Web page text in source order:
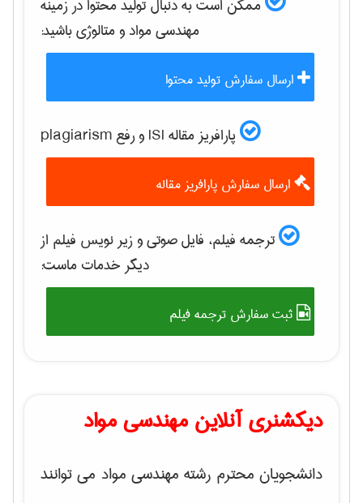
ممکن است به دنبال تولید محتوا در زمینه
مهندسی مواد و متالوژیباشید:
ارسال سفارش تولید محتوا
پارافریز مقاله ISI و رفع plagiarism
ارسال سفارش پارافریز مقاله
ترجمه فیلم، فایل صوتی و زیر نویس فیلم از
دیگر خدمات ماست:
ثبت سفارش ترجمه فیلم
دیکشنری آنلاین مهندسی مواد
دانشجویان محترم رشته مهندسی مواد می توانند